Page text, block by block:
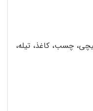
چسب، کاغذ، تیله،